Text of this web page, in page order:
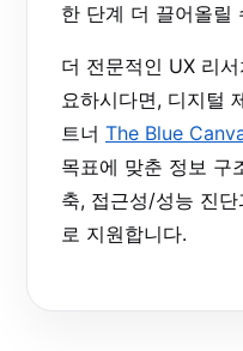
한 단계 더 끌어올릴
더 전문적인 UX 리
요하시다면, 디지털
트너 The Blue
목표에 맞춘 정보 구
축, 접근성/성능 진
로 지원합니다.